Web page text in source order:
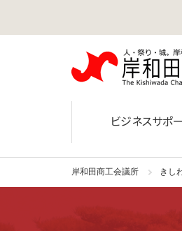
ビジネスサポ
岸和田商工会議所 きし